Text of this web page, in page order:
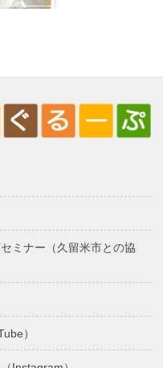
ミナー（久留米市との協
）